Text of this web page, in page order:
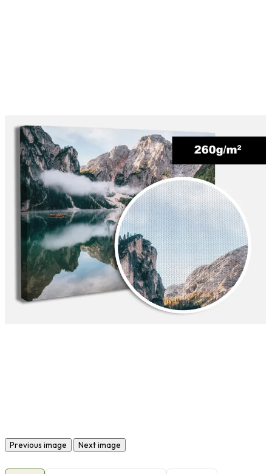
Previous image Next image